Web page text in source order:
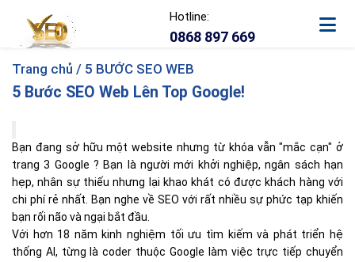
Hotline:
0868 897 669
Trang chủ / 5 BƯỚC SEO WEB
5 Bước SEO Web Lên Top Google!
Bạn đang sở hữu một website nhưng từ khóa vẫn "mắc cạn" ở
trang 3 Google ? Bạn là người mới khởi nghiệp, ngân sách hạn
hẹp, nhân sự thiếu nhưng lại khao khát có được khách hàng với
chi phí rẻ nhất. Bạn nghe về SEO với rất nhiều sự phức tạp khiến
bạn rối não và ngại bắt đầu.
Với hơn 18 năm kinh nghiệm tối ưu tìm kiếm và phát triển hệ
thống AI, từng là coder thuộc Google làm việc trực tiếp chuyển